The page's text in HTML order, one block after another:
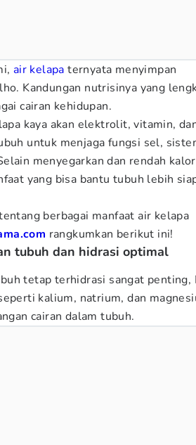
air kelapa ternyata menyimpan
Kandungan nutrisinya yang
cairan kehidupan.
kaya akan elektrolit, vitamin,
untuk menjaga fungsi sel,
menyegarkan dan rendah
yang bisa bantu tubuh lebih
berbagai manfaat air kelapa
rangkumkan berikut ini!
tubuh dan hidrasi optimal
tetap terhidrasi sangat penting,
kalium, natrium, dan
cairan dalam tubuh.